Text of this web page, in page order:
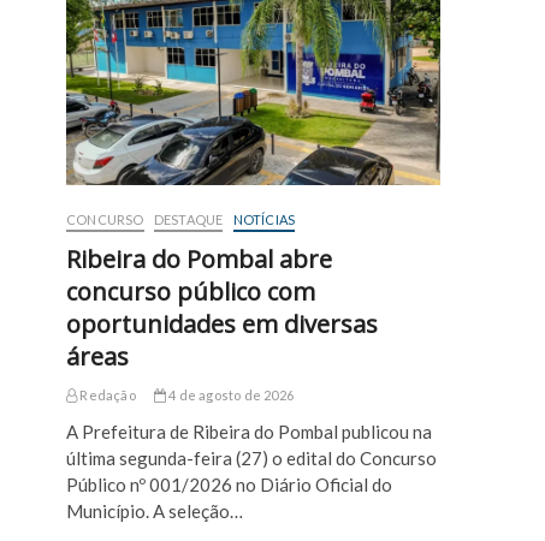
CONCURSO DESTAQUE NOTÍCIAS
Ribeira do Pombal abre
concurso público com
oportunidades em diversas
áreas
Redação 4 de agosto de 2026
A Prefeitura de Ribeira do Pombal publicou na
última segunda-feira (27) o edital do Concurso
Público nº 001/2026 no Diário Oficial do
Município. A seleção…